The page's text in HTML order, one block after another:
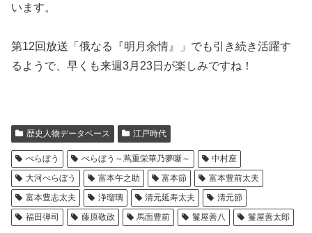
います。
第12回放送「俄なる『明月余情』」でも引き続き活躍す
るようで、早くも来週3月23日が楽しみですね！
歴史人物データベース 江戸時代
べらぼう べらぼう～蔦重栄華乃夢噺～
中村座
大河べらぼう
富本午之助 富本節
富本豊前太夫
富本豊志太夫
浄瑠璃 清元延寿太夫
清元節
福田弾司
藤原敬政 馬面豊前 鬘屋善八 鬘屋善太郎